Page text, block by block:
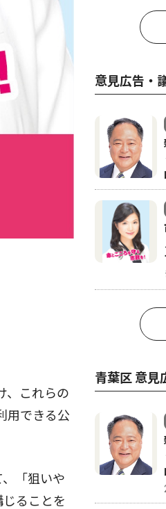
、これらの
用できる公
「狙いや
ることを
意見広告・
青葉区 意見